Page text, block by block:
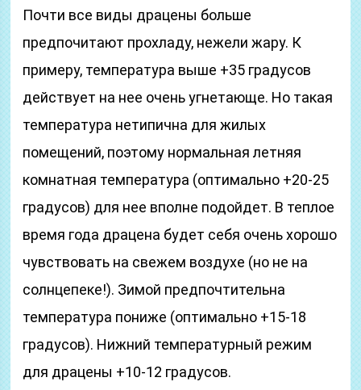
Почти все виды драцены больше
предпочитают прохладу, нежели жару. К
примеру, температура выше +35 градусов
действует на нее очень угнетающе. Но такая
температура нетипична для жилых
помещений, поэтому нормальная летняя
комнатная температура (оптимально +20-25
градусов) для нее вполне подойдет. В теплое
время года драцена будет себя очень хорошо
чувствовать на свежем воздухе (но не на
солнцепеке!). Зимой предпочтительна
температура пониже (оптимально +15-18
градусов). Нижний температурный режим
для драцены +10-12 градусов.